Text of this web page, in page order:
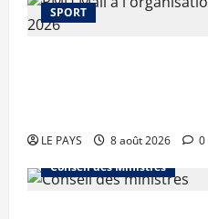
SPORT
LE PAYS 8 août 2026
0
Conseil des Ministres